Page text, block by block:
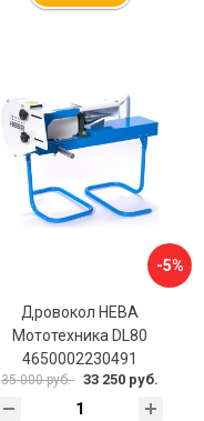
-5%
Дровокол НЕВА
Мототехника DL80
4650002230491
35 000 руб. 33 250 руб.